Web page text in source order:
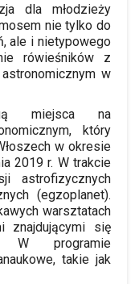
dla młodzieży
nie tylko do
ale i nietypowego
rówieśników z
w
miejsca na
który
w okresie
2019 r. W trakcie
astrofizycznych
(egzoplanet).
warsztatach
znajdującymi się
W programie
takie jak